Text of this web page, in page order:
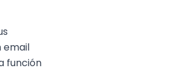
email
función